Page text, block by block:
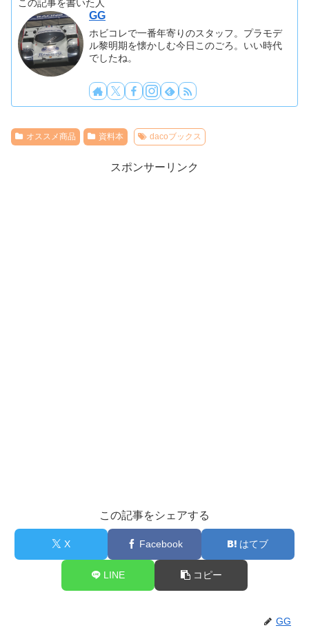
この記事を書いた人
GG
ホビコレで一番年寄りのスタッフ。プラモデ
ル黎明期を懐かしむ今日このごろ。いい時代
でしたね。
オススメ商品 資料本 dacoブックス
スポンサーリンク
この記事をシェアする
X Facebook はてブ
LINE コピー
GG